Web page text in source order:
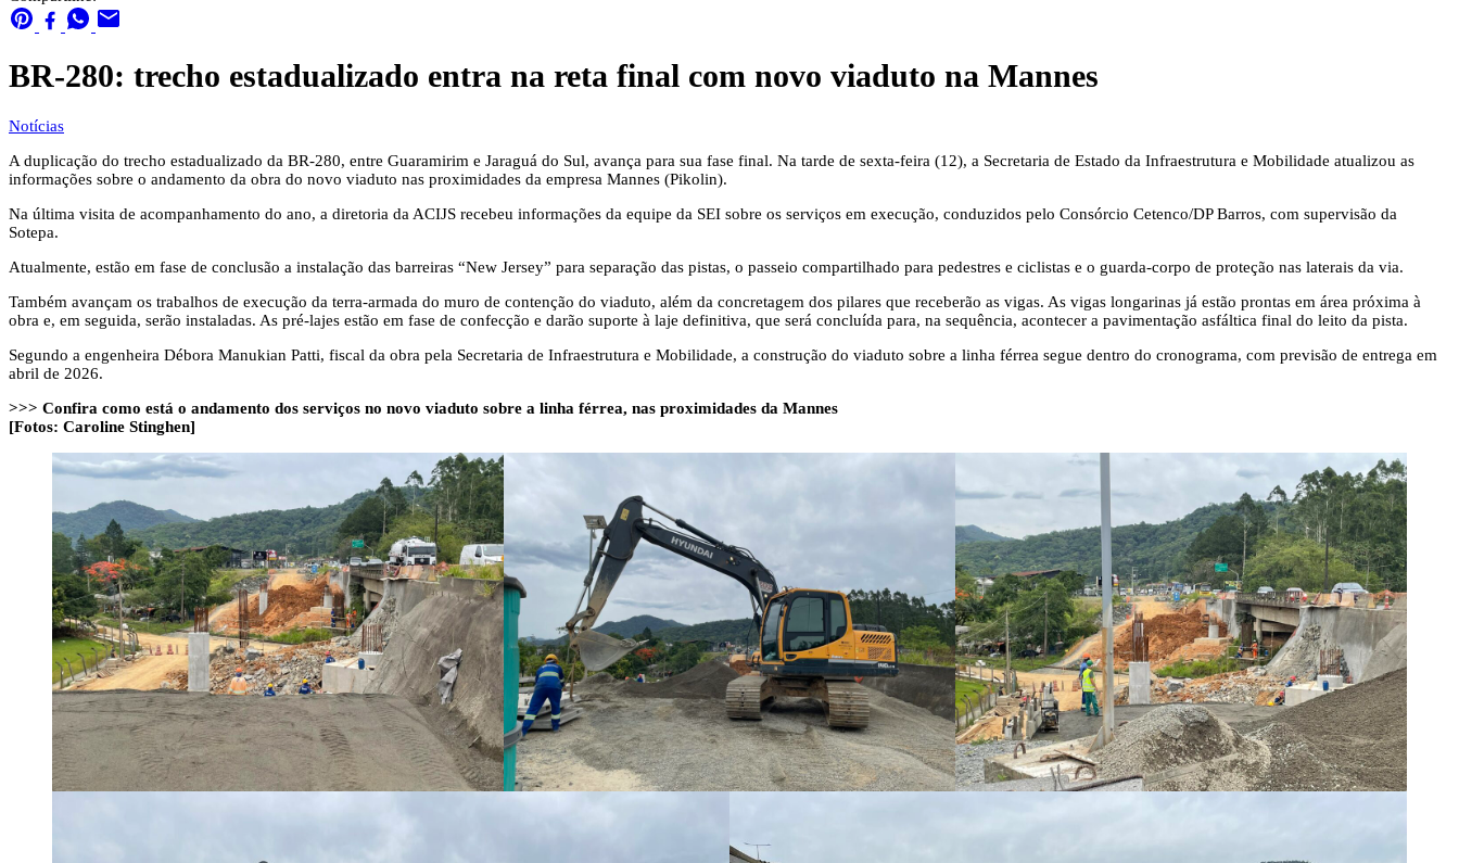
BR-280: trecho estadualizado entra na reta final com novo viaduto na Mannes
Notícias
A duplicação do trecho estadualizado da BR-280, entre Guaramirim e Jaraguá do Sul, avança para sua fase final. Na tarde de sexta-feira (12), a Secretaria de Estado da Infraestrutura e Mobilidade atualizou as
informações sobre o andamento da obra do novo viaduto nas proximidades da empresa Mannes (Pikolin).
Na última visita de acompanhamento do ano, a diretoria da ACIJS recebeu informações da equipe da SEI sobre os serviços em execução, conduzidos pelo Consórcio Cetenco/DP Barros, com supervisão da
Sotepa.
Atualmente, estão em fase de conclusão a instalação das barreiras “New Jersey” para separação das pistas, o passeio compartilhado para pedestres e ciclistas e o guarda-corpo de proteção nas laterais da via.
Também avançam os trabalhos de execução da terra-armada do muro de contenção do viaduto, além da concretagem dos pilares que receberão as vigas. As vigas longarinas já estão prontas em área próxima à
obra e, em seguida, serão instaladas. As pré-lajes estão em fase de confecção e darão suporte à laje definitiva, que será concluída para, na sequência, acontecer a pavimentação asfáltica final do leito da pista.
Segundo a engenheira Débora Manukian Patti, fiscal da obra pela Secretaria de Infraestrutura e Mobilidade, a construção do viaduto sobre a linha férrea segue dentro do cronograma, com previsão de entrega em
abril de 2026.
>>> Confira como está o andamento dos serviços no novo viaduto sobre a linha férrea, nas proximidades da Mannes
[Fotos: Caroline Stinghen]